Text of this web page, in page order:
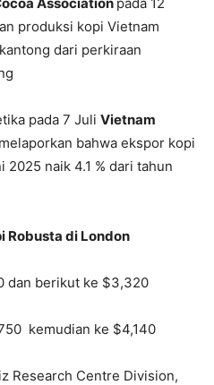
produksi kopi Vietnam
dari perkiraan
pada 7 Juli Vietnam
melaporkan bahwa ekspor kopi
2025 naik 4.1 % dari tahun
Robusta di London
dan berikut ke $3,320
kemudian ke $4,140
Research Centre Division,